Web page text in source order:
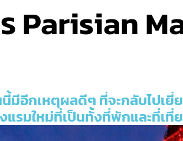
Parisian
มีอีกเหตุผลดีๆ ที่จะกลับไปเยี่
แรมใหม่ที่เป็นทั้งที่พักและที่เที่